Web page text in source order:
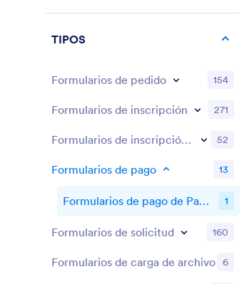
TIPOS
Formularios de pedido 154
Formularios de inscripción 271
Formularios de inscripción a eventos 52
Formularios de pago 13
Formularios de pago de PayPal 1
Formularios de solicitud 160
Formularios de carga de archivo 6